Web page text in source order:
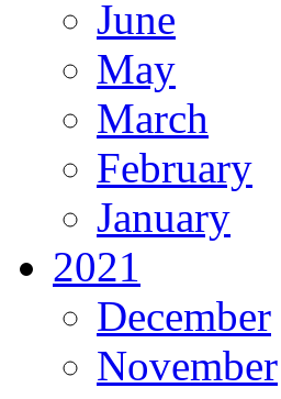
June
May
March
February
January
2021
December
November